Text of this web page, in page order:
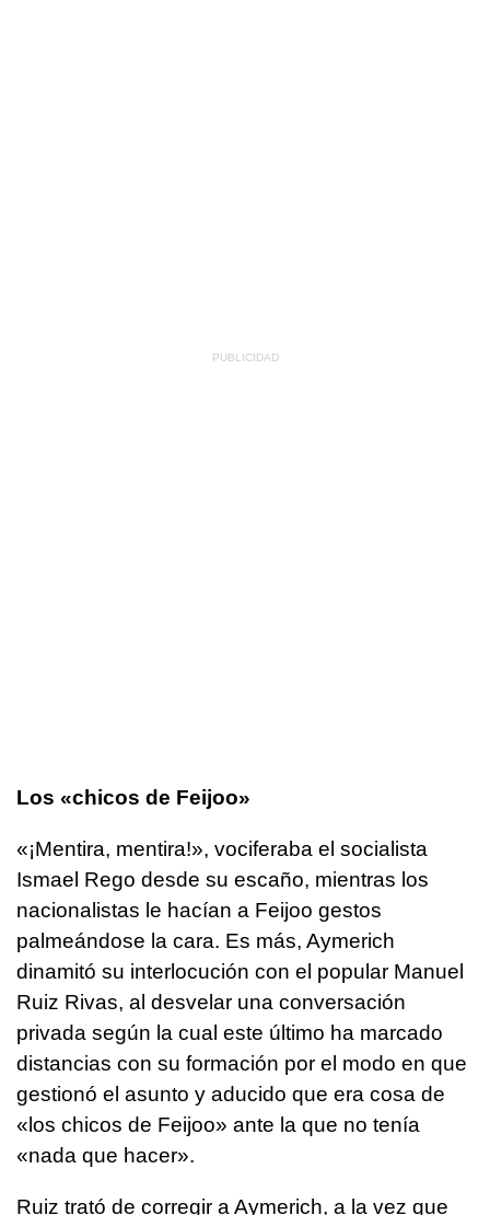
Los «chicos de Feijoo»
«¡Mentira, mentira!», vociferaba el socialista
Ismael Rego desde su escaño, mientras los
nacionalistas le hacían a Feijoo gestos
palmeándose la cara. Es más, Aymerich
dinamitó su interlocución con el popular Manuel
Ruiz Rivas, al desvelar una conversación
privada según la cual este último ha marcado
distancias con su formación por el modo en que
gestionó el asunto y aducido que era cosa de
«los chicos de Feijoo» ante la que no tenía
«nada que hacer».
Ruiz trató de corregir a Aymerich, a la vez que